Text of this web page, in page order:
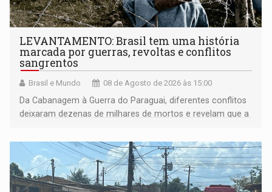
LEVANTAMENTO: Brasil tem uma história
marcada por guerras, revoltas e conflitos
sangrentos
Brasil e Mundo 08 de Agosto de 2026 às 15:00
Da Cabanagem à Guerra do Paraguai, diferentes conflitos
deixaram dezenas de milhares de mortos e revelam que a
territoriais e sociais